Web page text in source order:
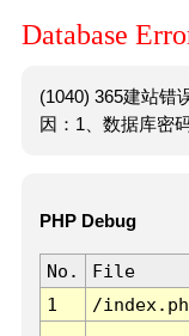
Database
(1040) 365建站错
因：1、数据库密
PHP Debug
No. File
1
/